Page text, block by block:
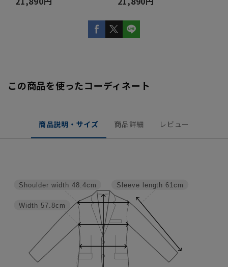
この商品を使ったコーディネート
商品説明・サイズ 商品詳細 レビュー
Sleeve length 61cm
Width 57.8cm
Shoulder width 48.4cm